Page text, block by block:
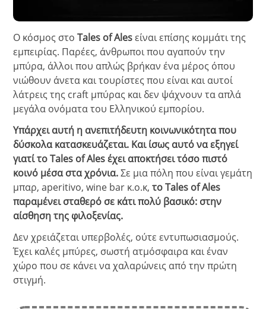
Ο κόσμος στοTales of Alesείναι επίσης κομμάτι της
εμπειρίας. Παρέες, άνθρωποι που αγαπούν την
μπύρα, άλλοι που απλώς βρήκαν ένα μέρος όπου
νιώθουν άνετα και τουρίστες που είναι και αυτοί
λάτρεις της craft μπύρας και δεν ψάχνουν τα απλά
μεγάλα ονόματα του Ελληνικού εμπορίου.
Υπάρχει αυτή η ανεπιτήδευτη κοινωνικότητα που
δύσκολα κατασκευάζεται. Και ίσως αυτό να εξηγεί
γιατί το Tales of Ales έχει αποκτήσει τόσο πιστό
κοινό μέσα στα χρόνια.Σε μια πόλη που είναι γεμάτη
μπαρ, aperitivo, wine bar κ.ο.κ,το Tales of Ales
παραμένει σταθερό σε κάτι πολύ βασικό: στην
αίσθηση της φιλοξενίας.
Δεν χρειάζεται υπερβολές, ούτε εντυπωσιασμούς.
Έχει καλές μπύρες, σωστή ατμόσφαιρα και έναν
χώρο που σε κάνει να χαλαρώνεις από την πρώτη
στιγμή.